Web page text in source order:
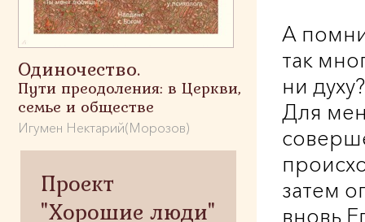
Одиночество.
Пути преодоления: в Церкви,
семье и обществе
Игумен Нектарий(Морозов)
Проект
"Хорошие люди"
А
так
ни духу?
Для
затем
вновь